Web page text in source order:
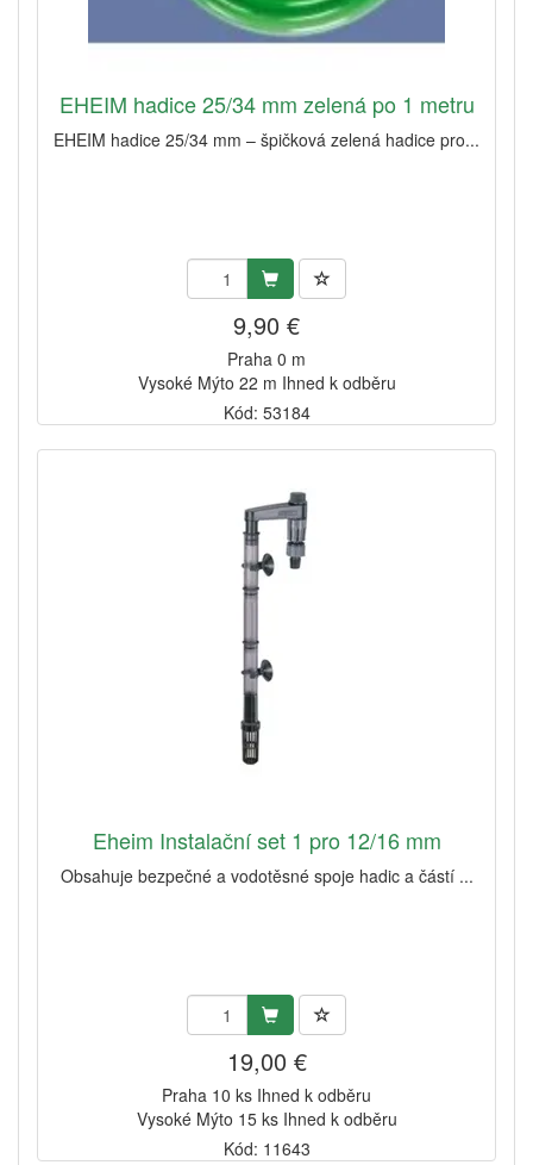
EHEIM hadice 25/34 mm zelená po 1 metru
EHEIM hadice 25/34 mm – špičková zelená hadice pro...
9,90 €
Praha 0 m
Vysoké Mýto 22 m Ihned k odběru
Kód: 53184
Eheim Instalační set 1 pro 12/16 mm
Obsahuje bezpečné a vodotěsné spoje hadic a částí ...
19,00 €
Praha 10 ks Ihned k odběru
Vysoké Mýto 15 ks Ihned k odběru
Kód: 11643